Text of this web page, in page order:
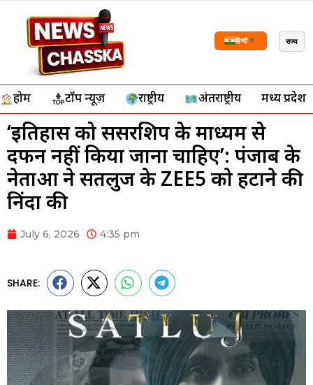
हिन्दी ▼ राज्य
होम टॉप न्यूज़ राष्ट्रीय अंतर्राष्ट्रीय मध्य प्रदेश
‘इतिहास को सेंसरशिप के माध्यम से
दफन नहीं किया जाना चाहिए’: पंजाब के
नेताओं ने सतलुज के ZEE5 को हटाने की
निंदा की
July 6, 2026 4:35 pm
SHARE: